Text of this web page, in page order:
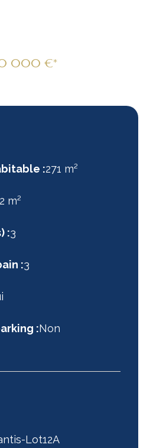
000 €*
:271 m²
m²
:3
:3
:Non
Lot12A